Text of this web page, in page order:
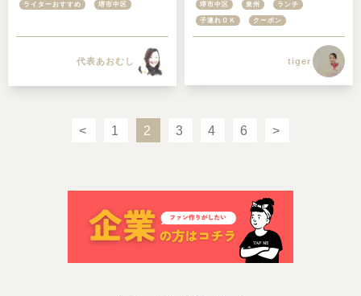
ライターおすすめ 堺市中区
代表あおむし
堺市中区 泉州 ランチ
子連れＯＫ クーポン
tiger
< 1 2 3 4 6 >